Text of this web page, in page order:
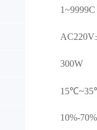
1~9999C
300W
10%-70%